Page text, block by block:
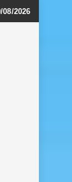
08/2026